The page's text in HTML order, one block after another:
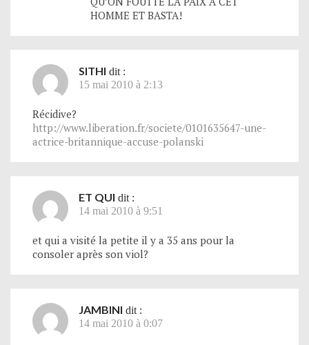
HOMME ET BASTA!
SITHI dit :
15 mai 2010 à 2:13
Récidive?
http://www.liberation.fr/societe/0101635647-une-
actrice-britannique-accuse-polanski
ET QUI dit :
14 mai 2010 à 9:51
et qui a visité la petite il y a 35 ans pour la
consoler après son viol?
JAMBINI dit :
14 mai 2010 à 0:07